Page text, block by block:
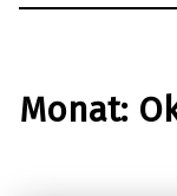
Monat: